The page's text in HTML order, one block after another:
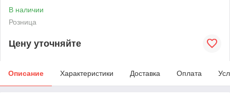
В наличии
Розница
Цену уточняйте
Описание Характеристики Доставка Оплата